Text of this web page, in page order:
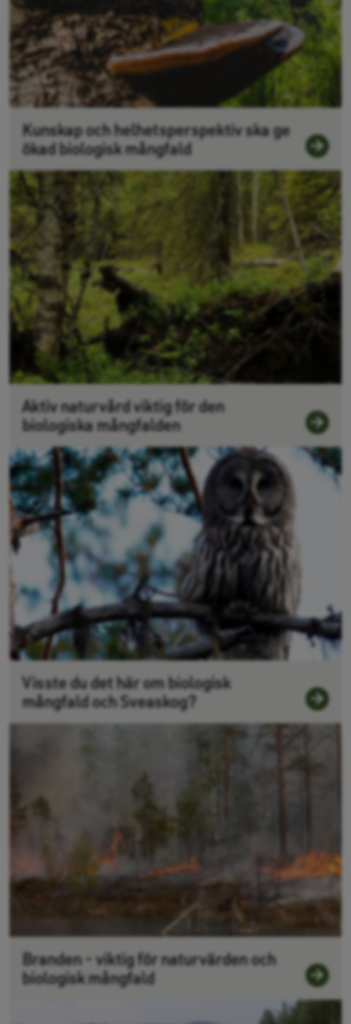
Kunskap och helhetsperspektiv ska ge
ökad biologisk mångfald
​Aktiv naturvård viktig för den
biologiska mångfalden
Visste du det här om biologisk
mångfald och Sveaskog?
Branden - viktig för naturvärden och
biologisk mångfald